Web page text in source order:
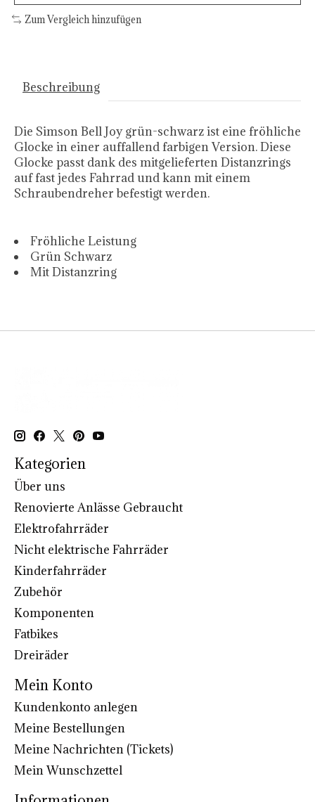
Zum Vergleich hinzufügen
Beschreibung
Die Simson Bell Joy grün-schwarz ist eine fröhliche
Glocke in einer auffallend farbigen Version. Diese
Glocke passt dank des mitgelieferten Distanzrings
auf fast jedes Fahrrad und kann mit einem
Schraubendreher befestigt werden.
Fröhliche Leistung
Grün Schwarz
Mit Distanzring
Kategorien
Über uns
Renovierte Anlässe Gebraucht
Elektrofahrräder
Nicht elektrische Fahrräder
Kinderfahrräder
Zubehör
Komponenten
Fatbikes
Dreiräder
Mein Konto
Kundenkonto anlegen
Meine Bestellungen
Meine Nachrichten (Tickets)
Mein Wunschzettel